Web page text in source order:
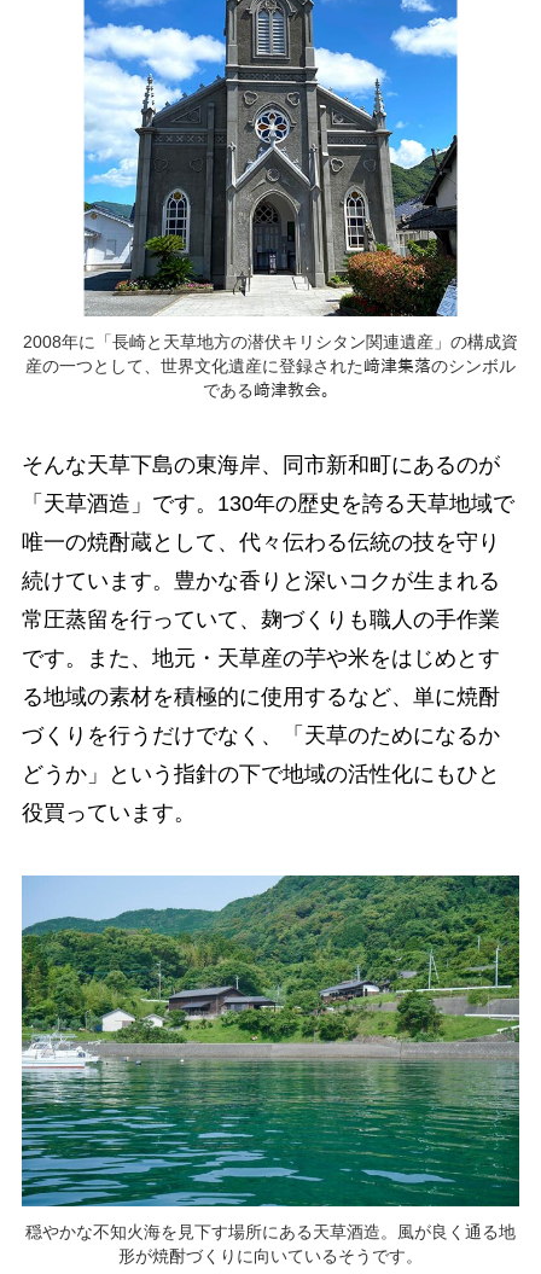
2008年に「長崎と天草地方の潜伏キリシタン関連遺産」の構成資
産の一つとして、世界文化遺産に登録された﨑津集落のシンボル
である﨑津教会。
そんな天草下島の東海岸、同市新和町にあるのが
「天草酒造」です。130年の歴史を誇る天草地域で
唯一の焼酎蔵として、代々伝わる伝統の技を守り
続けています。豊かな香りと深いコクが生まれる
常圧蒸留を行っていて、麹づくりも職人の手作業
です。また、地元・天草産の芋や米をはじめとす
る地域の素材を積極的に使用するなど、単に焼酎
づくりを行うだけでなく、「天草のためになるか
どうか」という指針の下で地域の活性化にもひと
役買っています。
穏やかな不知火海を見下す場所にある天草酒造。風が良く通る地
形が焼酎づくりに向いているそうです。